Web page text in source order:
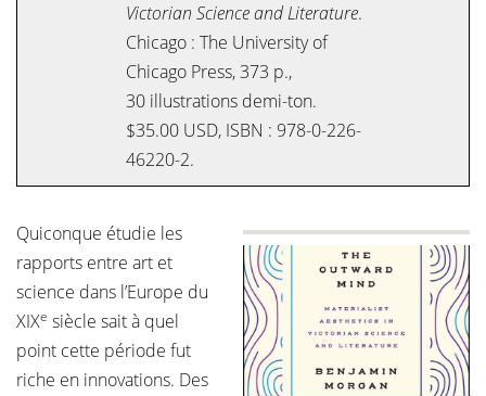
Victorian Science and Literature.
Chicago : The University of
Chicago Press, 373 p.,
30 illustrations demi-ton.
$35.00 USD, ISBN : 978-0-226-
46220-2.
Quiconque étudie les
rapports entre art et
science dans l’Europe du
XIXe siècle sait à quel
point cette période fut
riche en innovations. Des